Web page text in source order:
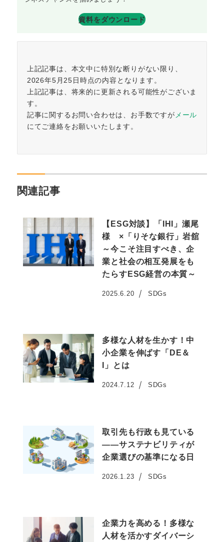
資料をダウンロード
上記記事は、本文中に特別な断りがない限り、
2026年5月25日時点の内容となります。
上記記事は、将来的に更新される可能性がございま
す。
記事に関するお問い合わせは、お手数ですが メール
にてご連絡をお願いいたします。
関連記事
【ESG対談】「IHI」瀬尾
様 ×「りそな銀行」岩舘
～今こそ注目すべき、企
業と社会の相互発展をも
たらすESG経営の本質～
投稿日
2025.6.20 SDGs
多様な人材を生かす！中
小企業を伸ばす「DE＆
I」とは
投稿日
2024.7.12 SDGs
取引先も行政も見ている
——サステナビリティが
企業選びの基準になる日
投稿日
2026.1.23 SDGs
企業力を高める！多様な
人材を活かすダイバーシ